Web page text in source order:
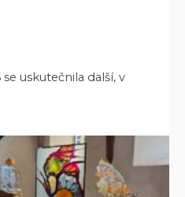
uskutečnila další, v